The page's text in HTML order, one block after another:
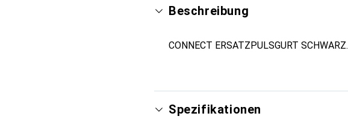
Beschreibung
CONNECT ERSATZPULSGURT SCHWARZ.
Spezifikationen